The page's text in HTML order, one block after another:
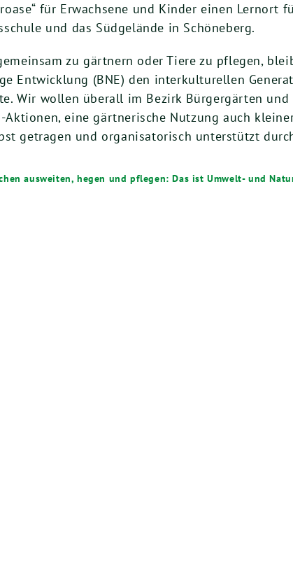
für Erwachsene und Kinder einen Lernort
und das Südgelände in Schöneberg.
zu gärtnern oder Tiere zu pflegen,
Entwicklung (BNE) den interkulturellen
Wir wollen überall im Bezirk Bürgergärten
Aktionen, eine gärtnerische Nutzung auch
getragen und organisatorisch unterstützt
ausweiten, hegen und pflegen: Das ist Umwelt- und